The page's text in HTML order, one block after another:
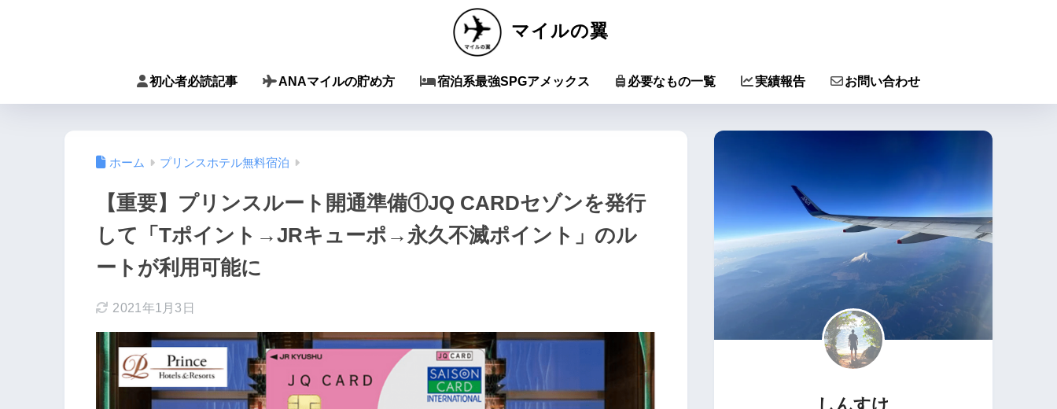
マイルの翼
初心者必読記事 ANAマイルの貯め方 宿泊系最強SPGアメックス 必要なもの一覧 実績報告 お問い合わせ
ホーム プリンスホテル無料宿泊
【重要】プリンスルート開通準備①JQ CARDセゾンを発行
して「Tポイント→JRキューポ→永久不滅ポイント」のル
ートが利用可能に
2021年1月3日
しんすけ